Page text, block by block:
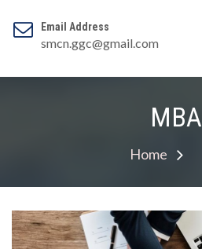
Email Address
smcn.ggc@gmail.com
MBA
Home